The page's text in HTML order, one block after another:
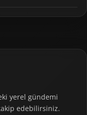
yerel gündemi
edebilirsiniz.